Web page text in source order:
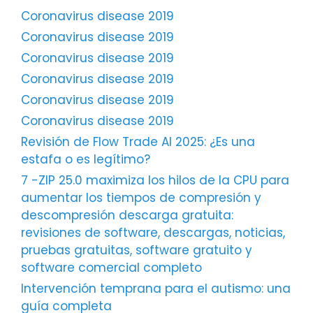
Coronavirus disease 2019
Coronavirus disease 2019
Coronavirus disease 2019
Coronavirus disease 2019
Coronavirus disease 2019
Coronavirus disease 2019
Revisión de Flow Trade AI 2025: ¿Es una
estafa o es legítimo?
7 -ZIP 25.0 maximiza los hilos de la CPU para
aumentar los tiempos de compresión y
descompresión descarga gratuita:
revisiones de software, descargas, noticias,
pruebas gratuitas, software gratuito y
software comercial completo
Intervención temprana para el autismo: una
guía completa